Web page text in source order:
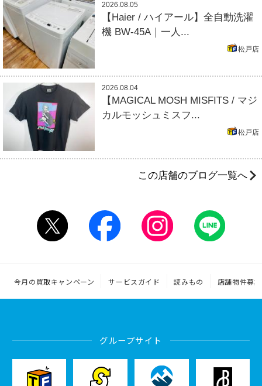
2026.08.05
【Haier / ハイアール】全自動洗濯
機 BW-45A｜一人...
松戸店
2026.08.04
【MAGICAL MOSH MISFITS / マジ
カルモッシュミスフ...
松戸店
この店舗のブログ一覧へ
今月の買取キャンペーン サービスガイド 読みもの 店舗物件募集
グループサイト